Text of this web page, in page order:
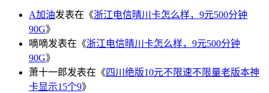
A加油发表在《浙江电信晴川卡怎么样，9元500分钟
90G》
嘀嘀发表在《浙江电信晴川卡怎么样，9元500分钟
90G》
萧十一郎发表在《四川绝版10元不限速不限量老版本神
卡显示15个9》